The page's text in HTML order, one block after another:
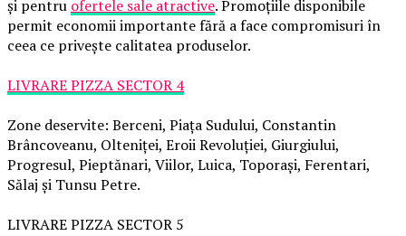
și pentru ofertele sale atractive. Promoțiile disponibile
permit economii importante fără a face compromisuri în
ceea ce privește calitatea produselor.
LIVRARE PIZZA SECTOR 4
Zone deservite: Berceni, Piața Sudului, Constantin
Brâncoveanu, Olteniței, Eroii Revoluției, Giurgiului,
Progresul, Pieptănari, Viilor, Luica, Toporași, Ferentari,
Sălaj și Tunsu Petre.
LIVRARE PIZZA SECTOR 5